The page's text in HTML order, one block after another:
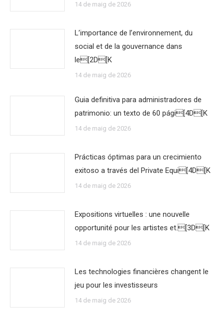
14 de maig de 2026
L’importance de l’environnement, du
social et de la gouvernance dans
le[2D[K
14 de maig de 2026
Guia definitiva para administradores de
patrimonio: un texto de 60 pági[4D[K
14 de maig de 2026
Prácticas óptimas para un crecimiento
exitoso a través del Private Equi[4D[K
14 de maig de 2026
Expositions virtuelles : une nouvelle
opportunité pour les artistes et.[3D[K
14 de maig de 2026
Les technologies financières changent le
jeu pour les investisseurs
14 de maig de 2026